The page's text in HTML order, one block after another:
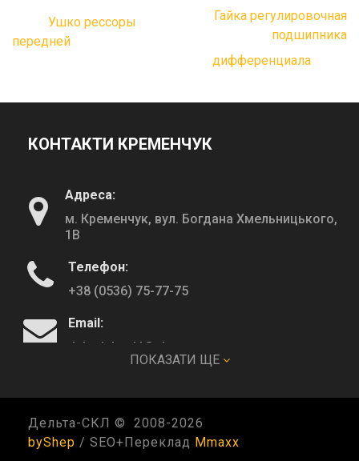
Ушко рессоры
передней
Гайка регулировочная
подшипника
дифференциала
КОНТАКТИ КРЕМЕНЧУК
Адреса:
м. Кременчук, вул. Богдана Хмельницького,
1В
Телефон:
+38 (0536) 75-77-75
Email:
deltadeltaskl@ukr.net
КОНТАКТИ ПОЛТАВА
Адреса:
ПОКАЗАТИ ЩЕ
Дельта-СКЛ © 2008-2026
byShep / SEO+Переклад Mmaxx